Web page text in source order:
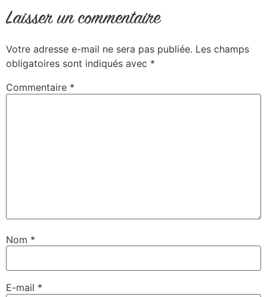
Laisser un commentaire
Votre adresse e-mail ne sera pas publiée. Les champs
obligatoires sont indiqués avec *
Commentaire *
Nom *
E-mail *